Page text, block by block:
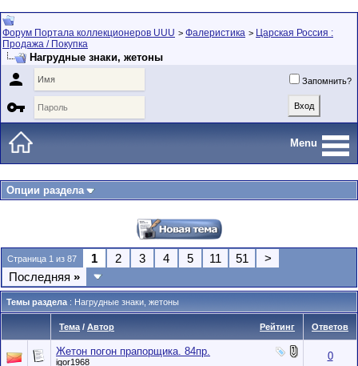
Форум Портала коллекционеров UUU > Фалеристика > Царская Россия :
Продажа / Покупка
Нагрудные знаки, жетоны
 Запомнить?

Menu
Опции раздела
Страница 1 из 87 1 2 3 4 5 11 51
>
Последняя »
Темы раздела : Нагрудные знаки, жетоны
Рейтинг
Тема / Автор Ответов
Жетон погон прапорщика. 84пр.
igor1968 0